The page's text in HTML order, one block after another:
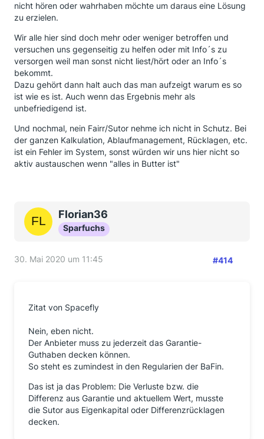
nicht hören oder wahrhaben möchte um daraus eine Lösung
zu erzielen.
Wir alle hier sind doch mehr oder weniger betroffen und
versuchen uns gegenseitig zu helfen oder mit Info´s zu
versorgen weil man sonst nicht liest/hört oder an Info´s
bekommt.
Dazu gehört dann halt auch das man aufzeigt warum es so
ist wie es ist. Auch wenn das Ergebnis mehr als
unbefriedigend ist.
Und nochmal, nein Fairr/Sutor nehme ich nicht in Schutz. Bei
der ganzen Kalkulation, Ablaufmanagement, Rücklagen, etc.
ist ein Fehler im System, sonst würden wir uns hier nicht so
aktiv austauschen wenn "alles in Butter ist"
Florian36
Sparfuchs
30. Mai 2020 um 11:45 #414
Zitat von Spacefly
Nein, eben nicht.
Der Anbieter muss zu jederzeit das Garantie-
Guthaben decken können.
So steht es zumindest in den Regularien der BaFin.
Das ist ja das Problem: Die Verluste bzw. die
Differenz aus Garantie und aktuellem Wert, musste
die Sutor aus Eigenkapital oder Differenzrücklagen
decken.